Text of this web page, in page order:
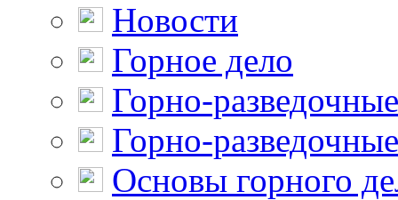
Новости
Горное дело
Горно-
Горно-
Основы горного